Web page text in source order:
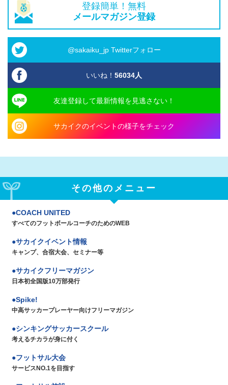
登録簡単！無料
メールマガジン登録
@sakaiku_jp Twitterフォロー
いいね！ 56034人
友達登録して最新情報を見逃さない！
サカイクのイベントの様子をチェック
その他のメニュー
COACH UNITED
すべてのフットボールコーチのためのWEB
サカイクイベント情報
キャンプ、合宿大会、セミナー等
サカイクフリーマガジン
日本初全国版10万部発行
Spike!
中高サッカープレーヤー向けフリーマガジン
シンキングサッカースクール
考えるチカラが身に付く
フットサル大会
サービスNO.1を目指す